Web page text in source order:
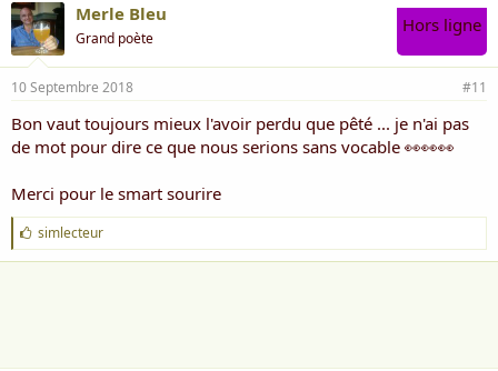
Merle Bleu
Grand poète
Hors ligne
10 Septembre 2018 #11
Bon vaut toujours mieux l'avoir perdu que pêté ... je n'ai pas
de mot pour dire ce que nous serions sans vocable 👀👀👀
Merci pour le smart sourire
J
'
a
simlecteur